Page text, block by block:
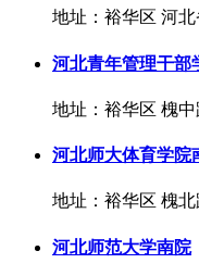
地址：裕华区 河
河北青年管理干部
地址：裕华区 槐中
河北师大体育学院
地址：裕华区 槐北
河北师范大学南院